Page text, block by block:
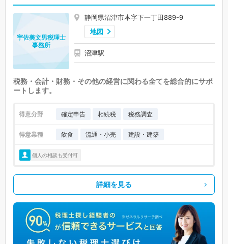
静岡県沼津市本字下一丁田889-9
地図
沼津駅
宇佐美文男税理士
事務所
税務・会計・財務・その他の経営に関わる全てを総合的にサポ
ートします。
得意分野 確定申告 相続税 税務調査
得意業種 飲食 流通・小売 建設・建築
個人の相談も受付可
詳細を見る